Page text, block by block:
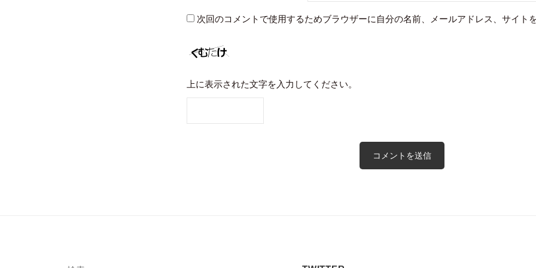
次回のコメントで使用するためブラウザーに自分の名前、メールアドレス、サイトを
上に表示された文字を入力してください。